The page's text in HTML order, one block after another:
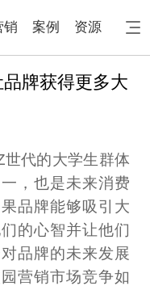
销 案例 资源
牌获得更多大
代的大学生群体
，也是未来消费
品牌能够吸引大
的心智并让他们
品牌的未来发展
营销市场竞争如